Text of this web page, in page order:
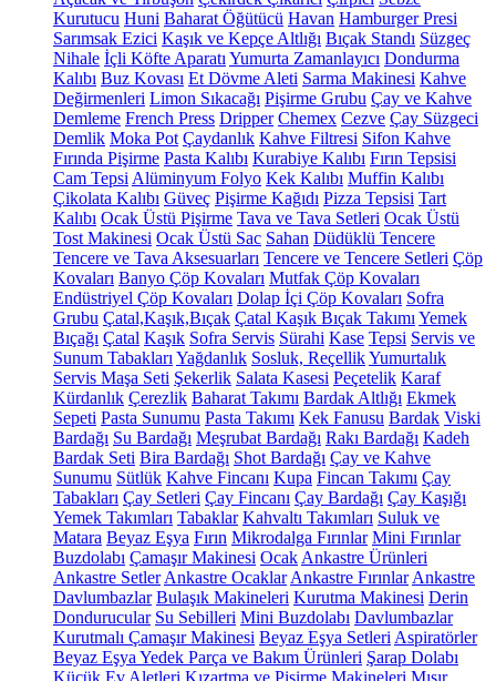
Kurutucu Huni Baharat Öğütücü Havan Hamburger Presi
Sarımsak Ezici Kaşık ve Kepçe Altlığı Bıçak Standı Süzgeç
Nihale İçli Köfte Aparatı Yumurta Zamanlayıcı Dondurma
Kalıbı Buz Kovası Et Dövme Aleti Sarma Makinesi Kahve
Değirmenleri Limon Sıkacağı Pişirme Grubu Çay ve Kahve
Demleme French Press Dripper Chemex Cezve Çay Süzgeci
Demlik Moka Pot Çaydanlık Kahve Filtresi Sifon Kahve
Fırında Pişirme Pasta Kalıbı Kurabiye Kalıbı Fırın Tepsisi
Cam Tepsi Alüminyum Folyo Kek Kalıbı Muffin Kalıbı
Çikolata Kalıbı Güveç Pişirme Kağıdı Pizza Tepsisi Tart
Kalıbı Ocak Üstü Pişirme Tava ve Tava Setleri Ocak Üstü
Tost Makinesi Ocak Üstü Sac Sahan Düdüklü Tencere
Tencere ve Tava Aksesuarları Tencere ve Tencere Setleri Çöp
Kovaları Banyo Çöp Kovaları Mutfak Çöp Kovaları
Endüstriyel Çöp Kovaları Dolap İçi Çöp Kovaları Sofra
Grubu Çatal,Kaşık,Bıçak Çatal Kaşık Bıçak Takımı Yemek
Bıçağı Çatal Kaşık Sofra Servis Sürahi Kase Tepsi Servis ve
Sunum Tabakları Yağdanlık Sosluk, ReçellikYumurtalık
Servis Maşa Seti Şekerlik Salata Kasesi Peçetelik Karaf
Kürdanlık Çerezlik Baharat Takımı Bardak Altlığı Ekmek
Sepeti Pasta Sunumu Pasta Takımı Kek Fanusu Bardak Viski
Bardağı Su Bardağı Meşrubat Bardağı Rakı Bardağı Kadeh
Bardak Seti Bira Bardağı Shot Bardağı Çay ve Kahve
Sunumu Sütlük Kahve Fincanı Kupa Fincan Takımı Çay
Tabakları Çay Setleri Çay Fincanı Çay Bardağı Çay Kaşığı
Yemek Takımları Tabaklar Kahvaltı Takımları Suluk ve
Matara Beyaz Eşya Fırın Mikrodalga Fırınlar Mini Fırınlar
Buzdolabı Çamaşır Makinesi Ocak Ankastre Ürünleri
Ankastre Setler Ankastre Ocaklar Ankastre Fırınlar Ankastre
Davlumbazlar Bulaşık Makineleri Kurutma Makinesi Derin
Dondurucular Su Sebilleri Mini Buzdolabı Davlumbazlar
Kurutmalı Çamaşır Makinesi Beyaz Eşya Setleri Aspiratörler
Beyaz Eşya Yedek Parça ve Bakım Ürünleri Şarap Dolabı
Küçük Ev Aletleri Kızartma ve Pişirme Makineleri Mısır